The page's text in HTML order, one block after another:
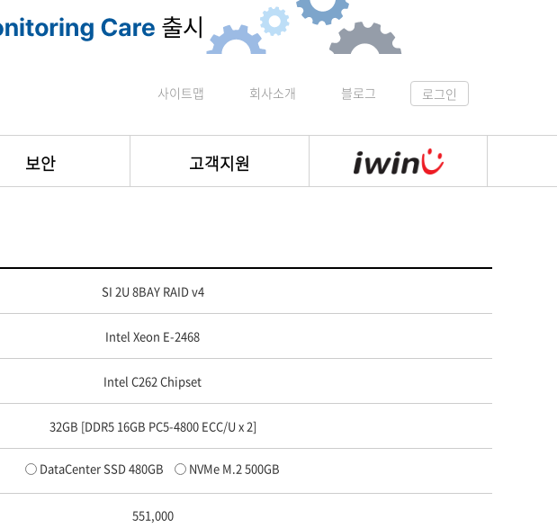
사이트맵 회사소개 블로그 로그인
보안 고객지원
SI 2U 8BAY RAID v4
Intel Xeon E-2468
Intel C262 Chipset
32GB [DDR5 16GB PC5-4800 ECC/U x 2]
DataCenter SSD 480GB NVMe M.2 500GB
551,000